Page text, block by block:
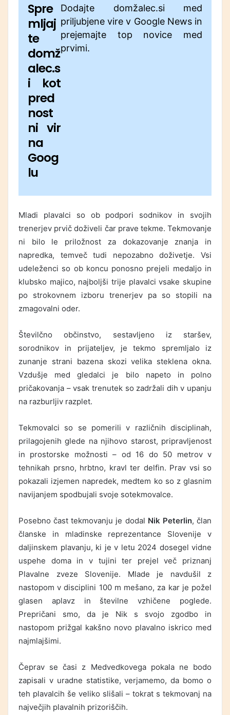
Spre
mljaj
te
domž
alec.s
i kot
pred
nost
ni vir
na
Goog
lu
Dodajte domžalec.si med
priljubjene vire v Google News in
prejemajte top novice med
prvimi.
Mladi plavalci so ob podpori sodnikov in svojih
trenerjev prvič doživeli čar prave tekme. Tekmovanje
ni bilo le priložnost za dokazovanje znanja in
napredka, temveč tudi nepozabno doživetje. Vsi
udeleženci so ob koncu ponosno prejeli medaljo in
klubsko majico, najboljši trije plavalci vsake skupine
po strokovnem izboru trenerjev pa so stopili na
zmagovalni oder.
Številčno občinstvo, sestavljeno iz staršev,
sorodnikov in prijateljev, je tekmo spremljalo iz
zunanje strani bazena skozi velika steklena okna.
Vzdušje med gledalci je bilo napeto in polno
pričakovanja – vsak trenutek so zadržali dih v upanju
na razburljiv razplet.
Tekmovalci so se pomerili v različnih disciplinah,
prilagojenih glede na njihovo starost, pripravljenost
in prostorske možnosti – od 16 do 50 metrov v
tehnikah prsno, hrbtno, kravl ter delfin. Prav vsi so
pokazali izjemen napredek, medtem ko so z glasnim
navijanjem spodbujali svoje sotekmovalce.
Posebno čast tekmovanju je dodal Nik Peterlin, član
članske in mladinske reprezentance Slovenije v
daljinskem plavanju, ki je v letu 2024 dosegel vidne
uspehe doma in v tujini ter prejel več priznanj
Plavalne zveze Slovenije. Mlade je navdušil z
nastopom v disciplini 100 m mešano, za kar je požel
glasen aplavz in številne vzhičene poglede.
Prepričani smo, da je Nik s svojo zgodbo in
nastopom prižgal kakšno novo plavalno iskrico med
najmlajšimi.
Čeprav se časi z Medvedkovega pokala ne bodo
zapisali v uradne statistike, verjamemo, da bomo o
teh plavalcih še veliko slišali – tokrat s tekmovanj na
največjih plavalnih prizoriščih.